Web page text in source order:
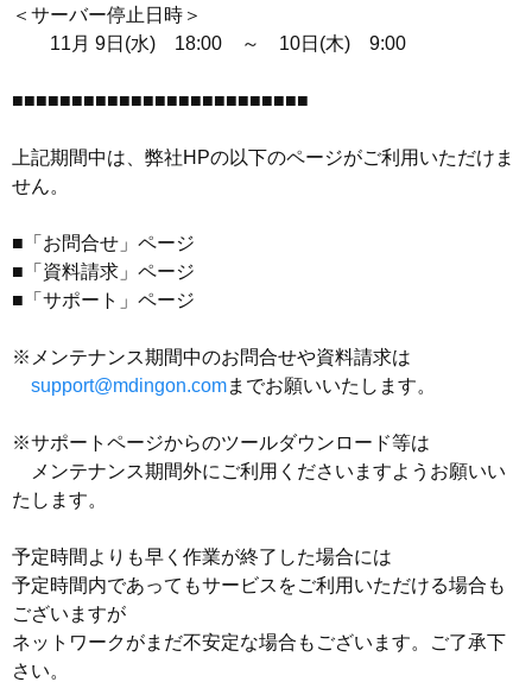
＜サーバー停止日時＞
11月 9日(水) 18:00 ～ 10日(木) 9:00
■■■■■■■■■■■■■■■■■■■■■■■■■
上記期間中は、弊社HPの以下のページがご利用いただけま
せん。
■「お問合せ」ページ
■「資料請求」ページ
■「サポート」ページ
※メンテナンス期間中のお問合せや資料請求は
support@mdingon.comまでお願いいたします。
※サポートページからのツールダウンロード等は
メンテナンス期間外にご利用くださいますようお願いい
たします。
予定時間よりも早く作業が終了した場合には
予定時間内であってもサービスをご利用いただける場合も
ございますが
ネットワークがまだ不安定な場合もございます。ご了承下
さい。